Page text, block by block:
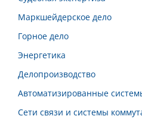
Маркшейдерское дело
Горное дело
Энергетика
Делопроизводство
Автоматизированные
Сети связи и системы